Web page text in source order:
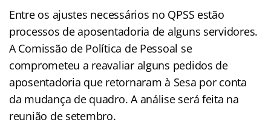
Entre os ajustes necessários no QPSS estão
processos de aposentadoria de alguns servidores.
A Comissão de Política de Pessoal se
comprometeu a reavaliar alguns pedidos de
aposentadoria que retornaram à Sesa por conta
da mudança de quadro. A análise será feita na
reunião de setembro.